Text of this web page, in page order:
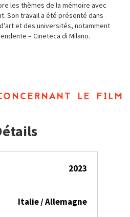
les thèmes de la mémoire avec
Son travail a été présenté dans
et des universités, notamment
– Cineteca di Milano.
le film
2023
Italie / Allemagne